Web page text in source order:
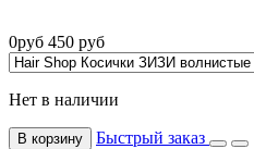
0руб 450 руб
Нет в наличии
В корзину Быстрый заказ